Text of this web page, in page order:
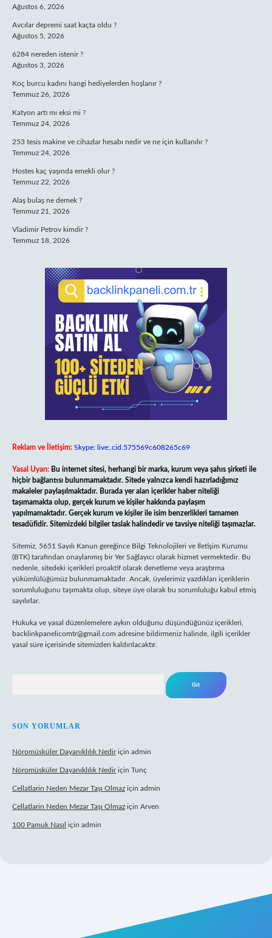
Ağustos 6, 2026
Avcılar depremi saat kaçta oldu ?
Ağustos 5, 2026
6284 nereden istenir ?
Ağustos 3, 2026
Koç burcu kadını hangi hediyelerden hoşlanır ?
Temmuz 26, 2026
Katyon artı mı eksi mi ?
Temmuz 24, 2026
253 tesis makine ve cihazlar hesabı nedir ve ne için kullanılır ?
Temmuz 24, 2026
Hostes kaç yaşında emekli olur ?
Temmuz 22, 2026
Alaş bulaş ne demek ?
Temmuz 21, 2026
Vladimir Petrov kimdir ?
Temmuz 18, 2026
Reklam ve İletişim: Skype: live:.cid.575569c608265c69
Yasal Uyarı: Bu internet sitesi, herhangi bir marka, kurum veya şahıs şirketi ile
hiçbir bağlantısı bulunmamaktadır. Sitede yalnızca kendi hazırladığımız
makaleler paylaşılmaktadır. Burada yer alan içerikler haber niteliği
taşımamakta olup, gerçek kurum ve kişiler hakkında paylaşım
yapılmamaktadır. Gerçek kurum ve kişiler ile isim benzerlikleri tamamen
tesadüfidir. Sitemizdeki bilgiler taslak halindedir ve tavsiye niteliği taşımazlar.
Sitemiz, 5651 Sayılı Kanun gereğince Bilgi Teknolojileri ve İletişim Kurumu
(BTK) tarafından onaylanmış bir Yer Sağlayıcı olarak hizmet vermektedir. Bu
nedenle, sitedeki içerikleri proaktif olarak denetleme veya araştırma
yükümlülüğümüz bulunmamaktadır. Ancak, üyelerimiz yazdıkları içeriklerin
sorumluluğunu taşımakta olup, siteye üye olarak bu sorumluluğu kabul etmiş
sayılırlar.
Hukuka ve yasal düzenlemelere aykırı olduğunu düşündüğünüz içerikleri,
backlinkpanelicomtr@gmail.com adresine bildirmeniz halinde, ilgili içerikler
yasal süre içerisinde sitemizden kaldırılacaktır.
SON YORUMLAR
Nöromüsküler Dayanıklılık Nediriçin admin
Nöromüsküler Dayanıklılık Nediriçin Tunç
Cellatlarin Neden Mezar Taşı Olmaz için admin
Cellatlarin Neden Mezar Taşı Olmaz için Arven
100 Pamuk Nasıl için admin